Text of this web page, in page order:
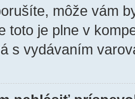
môže vám
toto je plne v
s vydávaním